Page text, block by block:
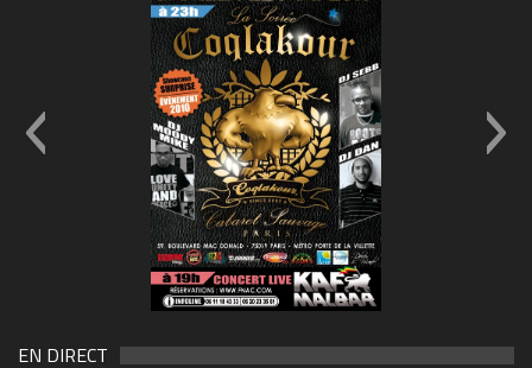
EN DIRECT